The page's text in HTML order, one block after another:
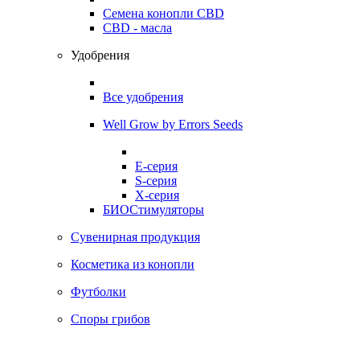
Семена конопли CBD
CBD - масла
Удобрения
Все удобрения
Well Grow by Errors Seeds
E-серия
S-серия
X-серия
БИОСтимуляторы
Сувенирная продукция
Косметика из конопли
Футболки
Споры грибов